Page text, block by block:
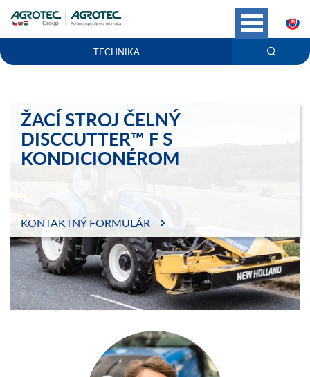
TECHNIKA
ŽACÍ STROJ ČELNÝ
DISCCUTTER™ F S
KONDICIONÉROM
KONTAKTNÝ FORMULÁR